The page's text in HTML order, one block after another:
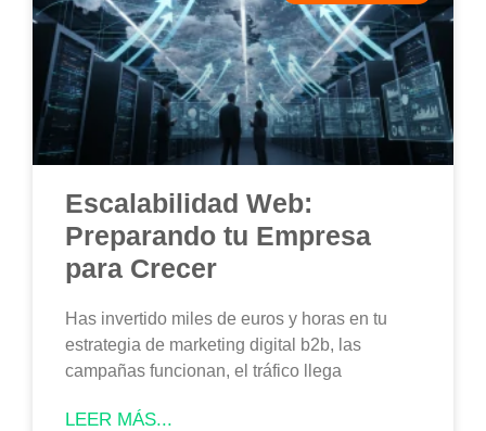
Escalabilidad Web:
Preparando tu Empresa
para Crecer
Has invertido miles de euros y horas en tu
estrategia de marketing digital b2b, las
campañas funcionan, el tráfico llega
LEER MÁS...